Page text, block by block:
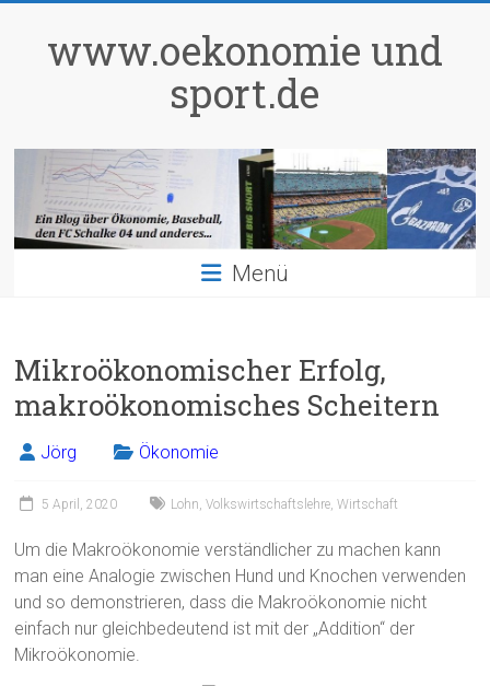
springenwww.oekonomie und
sport.de
Menü
Mikroökonomischer Erfolg,
makroökonomisches Scheitern
Jörg Ökonomie
5 April, 2020 Lohn,Volkswirtschaftslehre,Wirtschaft
Um die Makroökonomie verständlicher zu machen kann
man eine Analogie zwischen Hund und Knochen verwenden
und so demonstrieren, dass die Makroökonomie nicht
einfach nur gleichbedeutend ist mit der „Addition“ der
Mikroökonomie.